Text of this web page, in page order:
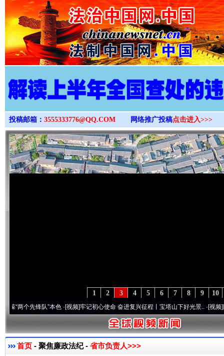
>
投稿邮箱： 3555333776@QQ.COM 网络推广投稿点击进入>>>
10
9
8
7
6
5
4
3
2
1
个先锋队”本色·[视频]牢记初心使命 奋进复兴征程丨宝塔山下好光景..·[视频]因党而
首页 - 聚焦廉政法纪 - 省市负责人>>>